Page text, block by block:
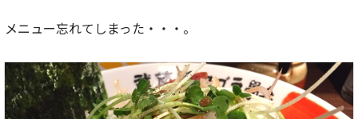
メニュー忘れてしまった・・・。